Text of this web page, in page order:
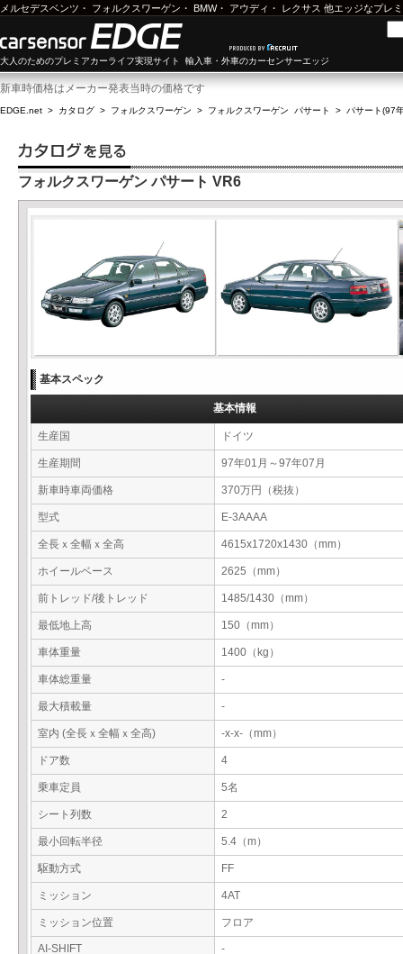
メルセデスベンツ ・ フォルクスワーゲン ・ BMW・ アウディ ・ レクサス 他エッジなプレ
大人のためのプレミアカーライフ実現サイト 輸入車・外車のカーセンサーエッジ
新車時価格はメーカー発表当時の価格です
EDGE.net > カタログ > フォルクスワーゲン > フォルクスワーゲン パサート > パサート(97
フォルクスワーゲン パサート VR6
基本スペック
基本情報
生産国 ドイツ
生産期間 97年01月～97年07月
新車時車両価格 370万円（税抜）
型式 E-3AAAA
全長ｘ全幅ｘ全高 4615x1720x1430（mm）
ホイールベース 2625（mm）
前トレッド/後トレッド 1485/1430（mm）
最低地上高 150（mm）
車体重量 1400（kg）
車体総重量 -
最大積載量 -
室内 (全長ｘ全幅ｘ全高) -x-x-（mm）
ドア数 4
乗車定員 5名
シート列数 2
最小回転半径 5.4（m）
駆動方式 FF
ミッション 4AT
ミッション位置 フロア
AI-SHIFT
-